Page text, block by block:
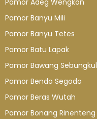
Pamor Adeg Wengkon
Pamor Banyu Mili
Pamor Banyu Tetes
Pamor Batu Lapak
Pamor Bawang Sebungkul
Pamor Bendo Segodo
Pamor Beras Wutah
Pamor Bonang Rinenteng